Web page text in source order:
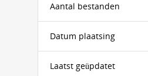
Aantal bestanden
Datum plaatsing
Laatst geüpdatet